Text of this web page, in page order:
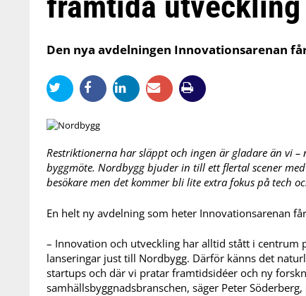
Den nya avdelningen Innovationsarenan
Restriktionerna har släppt och ingen är gladare än vi –
byggmöte. Nordbygg bjuder in till ett flertal scener
besökare men det kommer bli lite extra fokus på tech
En helt ny avdelning som heter Innovationsarenan
– Innovation och utveckling har alltid stått i centrum
lanseringar just till Nordbygg. Därför känns det
startups och där vi pratar framtidsidéer och ny
samhällsbyggnadsbranschen, säger Peter